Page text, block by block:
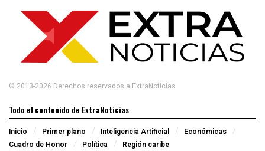
© 2013-2026 Derechos reservados a ExtraNoticias
Todo el contenido de ExtraNoticias
Inicio Primer plano Inteligencia Artificial
Económicas
Cuadro de Honor
Política Región caribe